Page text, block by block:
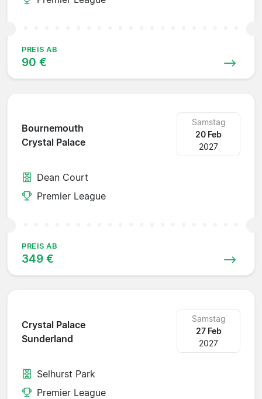
PREIS AB
90 €
Bournemouth
Crystal Palace
Samstag
20 Feb
2027
Dean Court
Premier League
PREIS AB
349 €
Crystal Palace
Sunderland
Samstag
27 Feb
2027
Selhurst Park
Premier League